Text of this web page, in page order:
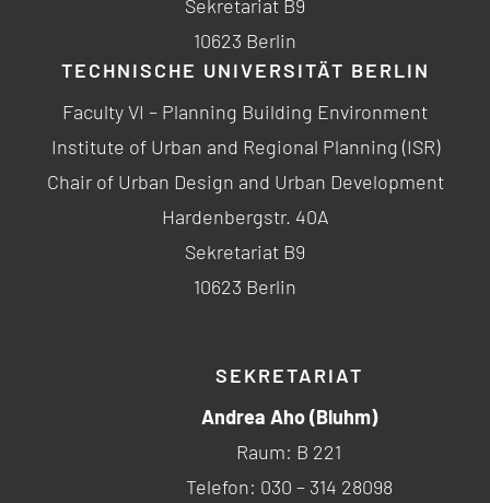
Sekretariat B9
10623 Berlin
TECHNISCHE UNIVERSITÄT BERLIN
Faculty VI – Planning Building Environment
Institute of Urban and Regional Planning (ISR)
Chair of Urban Design and Urban Development
Hardenbergstr. 40A
Sekretariat B9
10623 Berlin
SEKRETARIAT
Andrea Aho (Bluhm)
Raum: B 221
Telefon: 030 – 314 28098